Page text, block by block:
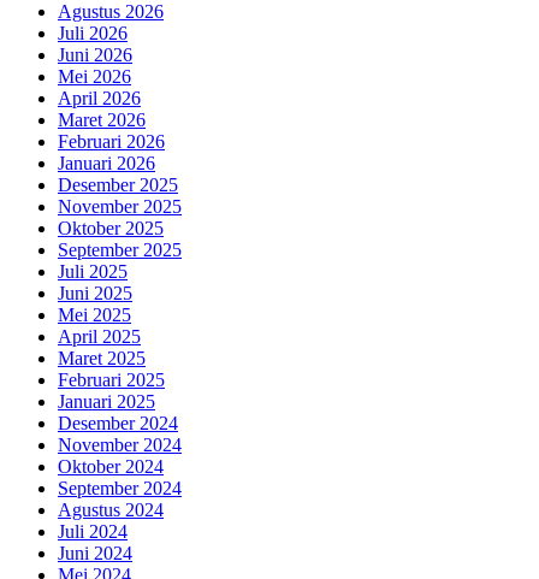
Agustus 2026
Juli 2026
Juni 2026
Mei 2026
April 2026
Maret 2026
Februari 2026
Januari 2026
Desember 2025
November 2025
Oktober 2025
September 2025
Juli 2025
Juni 2025
Mei 2025
April 2025
Maret 2025
Februari 2025
Januari 2025
Desember 2024
November 2024
Oktober 2024
September 2024
Agustus 2024
Juli 2024
Juni 2024